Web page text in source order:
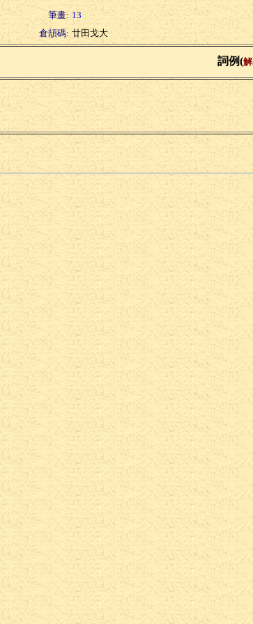
筆畫: 13
倉頡碼: 廿田戈大
詞例(